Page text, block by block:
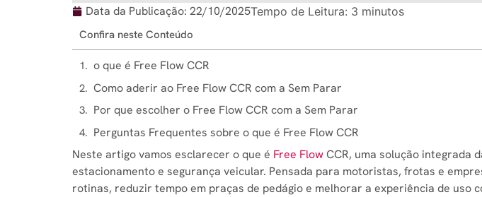
Data da Publicação: 22/10/2025Tempo de Leitura: 3 minutos
Confira neste Conteúdo
o que é Free Flow CCR
Como aderir ao Free Flow CCR com a Sem Parar
Por que escolher o Free Flow CCR com a Sem Parar
Perguntas Frequentes sobre o que é Free Flow CCR
Neste artigo vamos esclarecer o que é Free FlowCCR, uma solução integrada
estacionamento e segurança veicular. Pensada para motoristas, frotas e
rotinas, reduzir tempo em praças de pedágio e melhorar a experiência de uso